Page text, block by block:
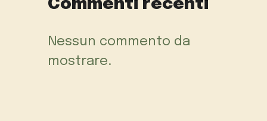
Commenti recenti
Nessun commento da
mostrare.